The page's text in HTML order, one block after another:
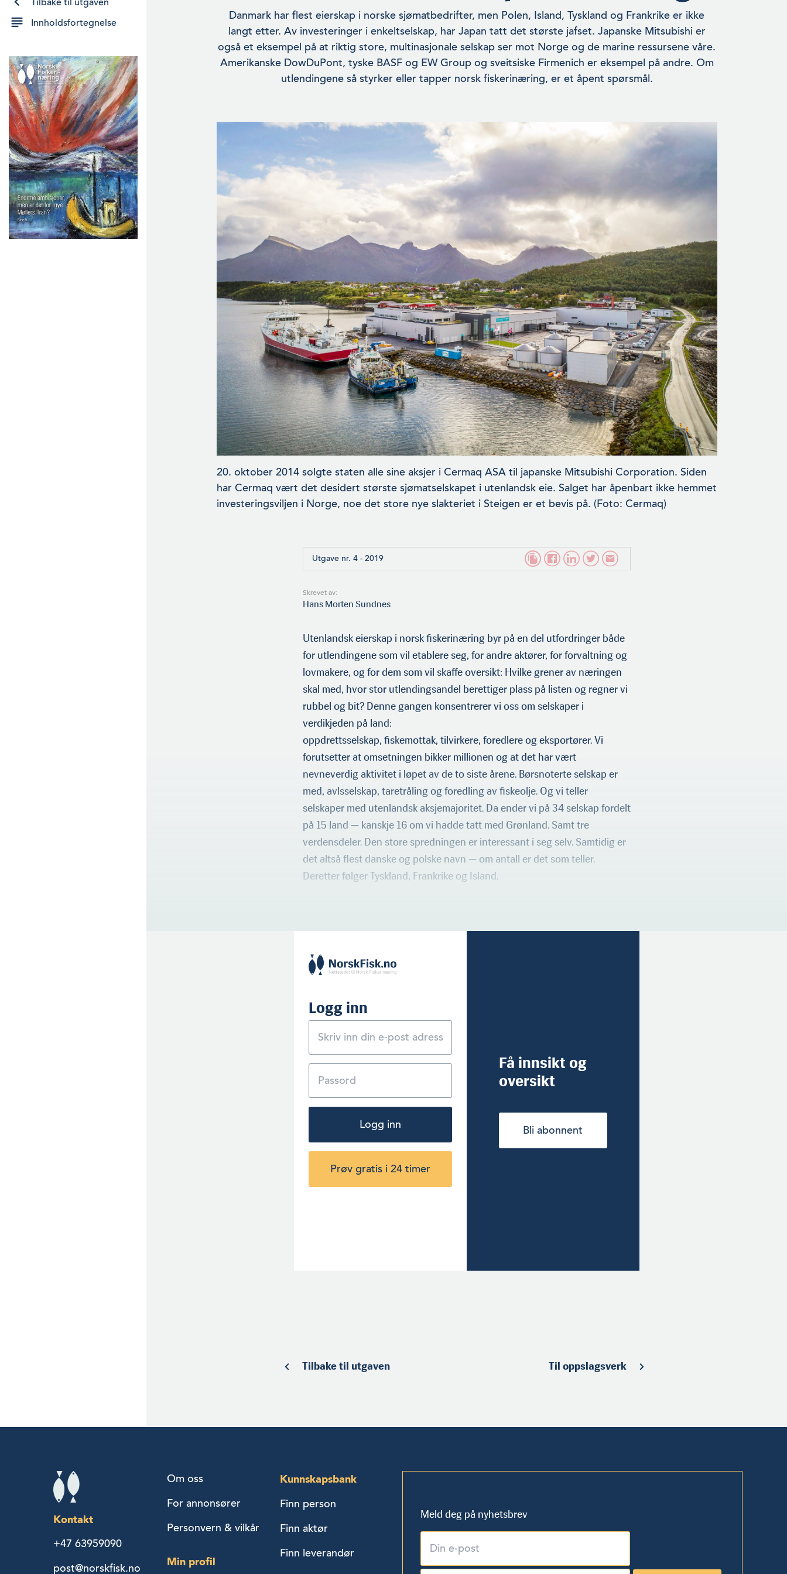
Tilbake til utgaven
Innholdsfortegnelse
Danmark har flest eierskap i norske sjømatbedrifter, men Polen, Island, Tyskland og Frankrike er ikke
langt etter. Av invester­inger i enkeltselskap, har Japan tatt det største jafset. Japans­ke Mitsubishi er
også et eksempel på at riktig store, multinasjo­nale selskap ser mot Norge og de marine ressursene våre.
Ameri­kanske DowDuPont, tyske BASF og EW Group og sveitsiske Firmenich er eksempel på andre. Om
utlendingene så styrker eller tapper norsk fiskerinæring, er et åpent spørsmål.
20. oktober 2014 solgte staten alle sine aksjer i Cermaq ASA til japanske Mitsubishi Corporation. Siden
har Cermaq vært det desid­ert største sjømatselskapet i utenlandsk eie. Salget har åpenbart ikke hemmet
investeringsviljen i Norge, noe det store nye slak­teriet i Steigen er et bevis på. (Foto: Cermaq)
Utgave nr. 4 - 2019
Skrevet av:
Hans Morten Sundnes
Utenlandsk eierskap i norsk fiskerinæring byr på en del utfor­dringer både
for utlendingene som vil etablere seg, for andre aktører, for forvaltning og
lovmakere, og for dem som vil skaffe oversikt: Hvilke grener av næringen
skal med, hvor stor utlen­dingsandel berettiger plass på listen og regner vi
rubbel og bit? Denne gangen konsentrerer vi oss om selskaper i
verdikjeden på land:
oppdrettsselskap, fiskemottak, tilvirkere, foredlere og eksportører. Vi
forutsetter at omsetningen bikker millionen og at det har vært
nevneverdig aktivitet i løpet av de to siste årene. Børsnoterte selskap er
med, avlsselskap, taretråling og foredling av fiskeolje. Og vi teller
selskaper med utenlandsk aksjemajori­tet. Da ender vi på 34 selskap fordelt
på 15 land — kanskje 16 om vi hadde tatt med Grønland. Samt tre
verdensdeler. Den store spredningen er interessant i seg selv. Samtidig er
det altså flest danske og polske navn — om antall er det som teller.
Deretter følger Tyskland, Frankrike og Island.
Logg inn
Logg inn
Prøv gratis i 24 timer
Få innsikt og
oversikt
Bli abonnent
Tilbake til utgaven Til oppslagsverk
Kontakt
+47 63959090
post@norskfisk.no
Om oss
For annonsører
Personvern & vilkår
Min profil
Kunnskapsbank
Finn person
Finn aktør
Finn leverandør
Meld deg på nyhetsbrev